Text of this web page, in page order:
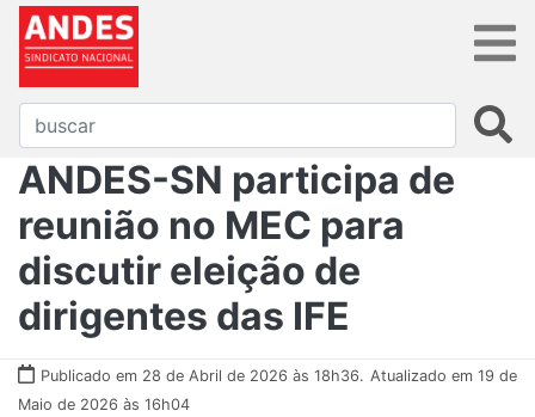
ANDES-SN participa de
reunião no MEC para
discutir eleição de
dirigentes das IFE
Publicado em 28 de Abril de 2026 às 18h36. Atualizado em 19 de
Maio de 2026 às 16h04